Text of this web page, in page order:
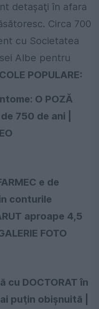
detaşaţi în afara
Circa 700
cu Societatea
Albe pentru
POPULARE:
O POZĂ
750 de ani |
e de
conturile
aproape 4,5
FOTO
cu DOCTORAT în
puţin obişnuită |